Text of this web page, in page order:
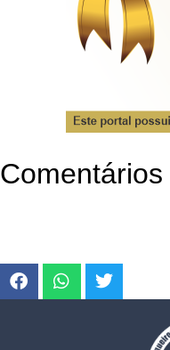
Comentários